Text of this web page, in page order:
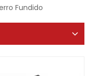
Fundido